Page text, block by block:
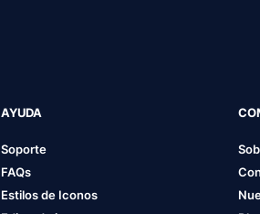
AYUDA
Soporte
FAQs
Estilos de Iconos